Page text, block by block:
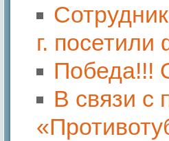
г. посетили
Победа!!!
В связи с